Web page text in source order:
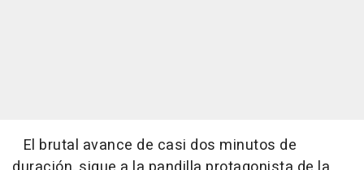
El brutal avance de casi dos minutos de